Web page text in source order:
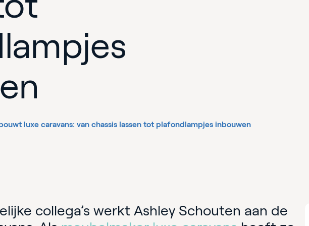
luxe caravans: van chassis lassen tot plafondlampjes inbouwen
collega’s werkt Ashley Schouten aan de